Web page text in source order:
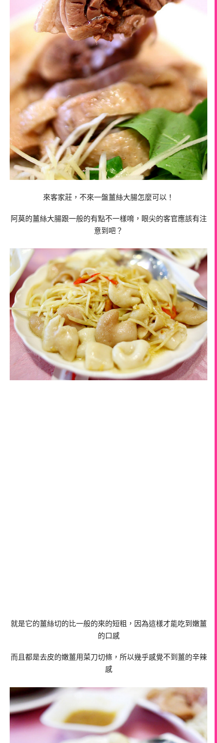
來客家莊，不來一盤薑絲大腸怎麼可以！
阿莫的薑絲大腸跟一般的有點不一樣唷，眼尖的客官應該有注
意到吧？
就是它的薑絲切的比一般的來的短粗，因為這樣才能吃到嫩薑
的口感
而且都是去皮的嫩薑用菜刀切條，所以幾乎感覺不到薑的辛辣
感